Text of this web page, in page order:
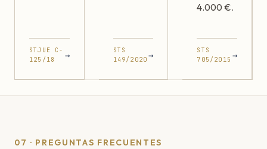
STJUE C-
125/18
→
STS
149/2020 →
4.000 €.
STS
705/2015 →
07 · PREGUNTAS FRECUENTES